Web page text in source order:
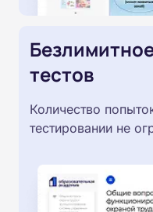
тестов
Количество
тестировании не